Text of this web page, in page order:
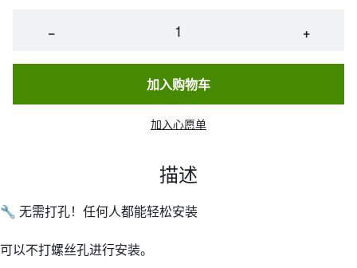
− +
加入购物车
加入心愿单
描述
🔧 无需打孔！任何人都能轻松安装
可以不打螺丝孔进行安装。